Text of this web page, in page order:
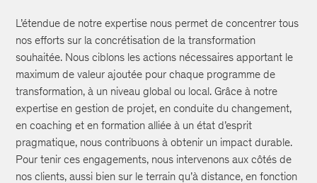
L’étendue de notre expertise nous permet de concentrer tous
nos efforts sur la concrétisation de la transformation
souhaitée. Nous ciblons les actions nécessaires apportant le
maximum de valeur ajoutée pour chaque programme de
transformation, à un niveau global ou local. Grâce à notre
expertise en gestion de projet, en conduite du changement,
en coaching et en formation alliée à un état d’esprit
pragmatique, nous contribuons à obtenir un impact durable.
Pour tenir ces engagements, nous intervenons aux côtés de
nos clients, aussi bien sur le terrain qu’à distance, en fonction